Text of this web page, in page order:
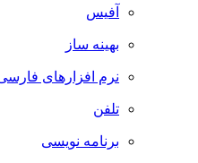
آفیس
بهینه ساز
نرم افزارهای
تلفن
برنامه نویسی